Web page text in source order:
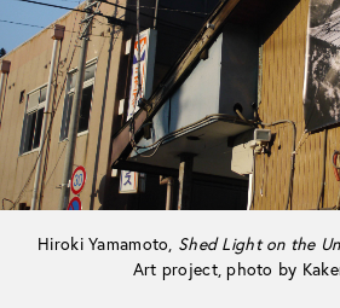
Hiroki Yamamoto, Shed Light on the
Art project, photo by